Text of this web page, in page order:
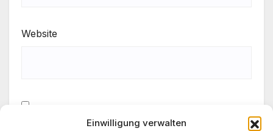
Einwilligung verwalten
Website
Meinen Namen, meine E-Mail-Adresse und meine